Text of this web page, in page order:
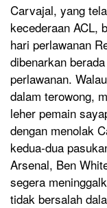
Carvajal, yang
kecederaan ACL,
hari perlawanan
dibenarkan
perlawanan.
dalam terowong,
leher pemain
dengan menolak
kedua-dua
Arsenal, Ben
segera
tidak bersalah